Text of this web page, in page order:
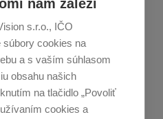
nám záleží
s.r.o., IČO
súbory cookies na
a s vaším súhlasom
obsahu našich
na tlačidlo „Povoliť
cookies a